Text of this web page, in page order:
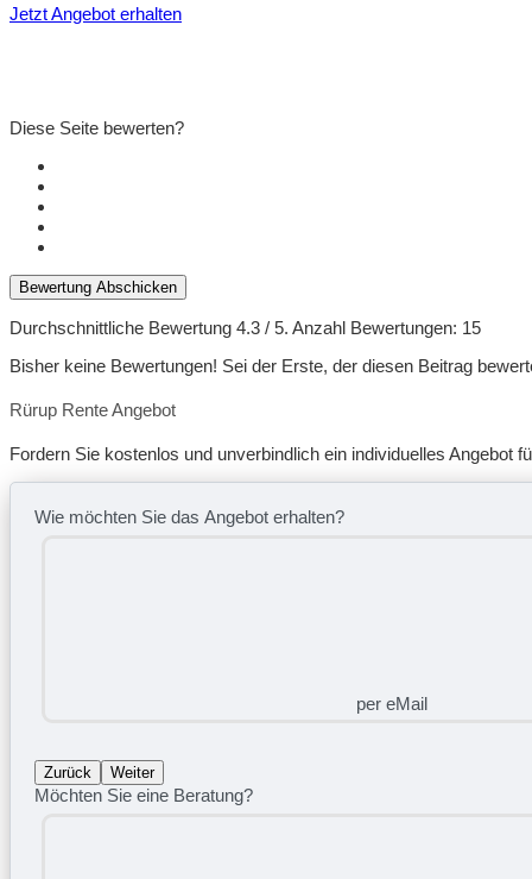
Jetzt Angebot erhalten
Diese Seite bewerten?
Bewertung Abschicken
Durchschnittliche Bewertung 4.3 / 5. Anzahl Bewertungen: 15
Bisher keine Bewertungen! Sei der Erste, der diesen Beitrag
Rürup Rente Angebot
Fordern Sie kostenlos und unverbindlich ein individuelles Angebot
Wie möchten Sie das Angebot erhalten?
per eMail
Zurück Weiter
Möchten Sie eine Beratung?